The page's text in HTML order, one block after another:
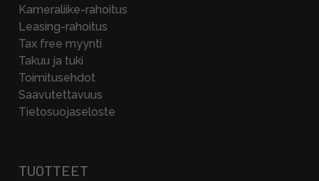
Kameraliike-rahoitus
Leasing-rahoitus
Tax free myynti
Takuu ja tuki
Toimitusehdot
Saavutettavuus
Tietosuojaseloste
TUOTTEET